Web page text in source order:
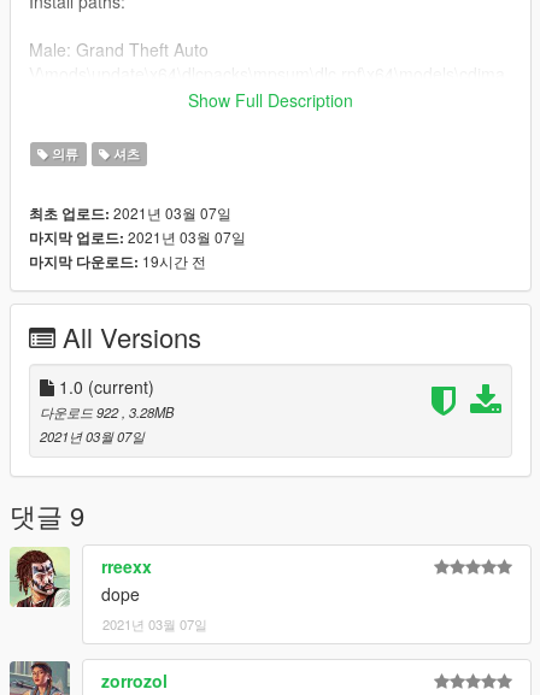
Male: Grand Theft Auto
ges\mpsum_male.rpf\mp_m_freemode_01_mp_m_sum
Female: Grand Theft Auto
V\mods\update\x64\dlcpacks\mpsum\dlc.rpf\x64\models\cdima
Credits:
Google
Nautica
Tommy Hilfiger
MLB
Champion
FUBU
MTV
Will be making more t shirts soon.
Note: None of my content has been tested on FiveM as I do
not play FiveM, but if you want to use my textures on your
server then you have my permission as long as I get credit.
Show Full Description
의류 셔츠
최초 업로드: 2021년 03월 07일
마지막 업로드: 2021년 03월 07일
마지막 다운로드: 19시간 전
All Versions
1.0 (current)
다운로드 922 , 3.28MB
2021년 03월 07일
댓글 9
rreexx
dope
2021년 03월 07일
zorrozol